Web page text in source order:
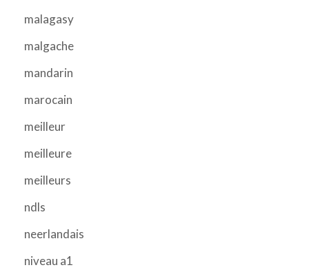
malagasy
malgache
mandarin
marocain
meilleur
meilleure
meilleurs
ndls
neerlandais
niveau a1